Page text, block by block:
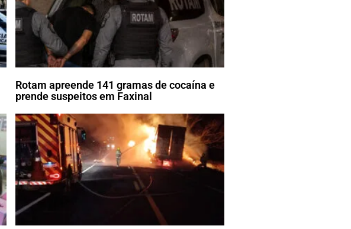
Rotam apreende 141 gramas de cocaína e
prende suspeitos em Faxinal